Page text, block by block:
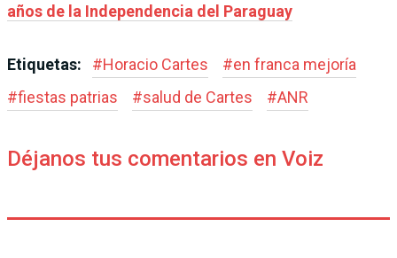
años de la Independencia del Paraguay
Etiquetas: #Horacio Cartes #en franca mejoría
#fiestas patrias #salud de Cartes #ANR
Déjanos tus comentarios en Voiz